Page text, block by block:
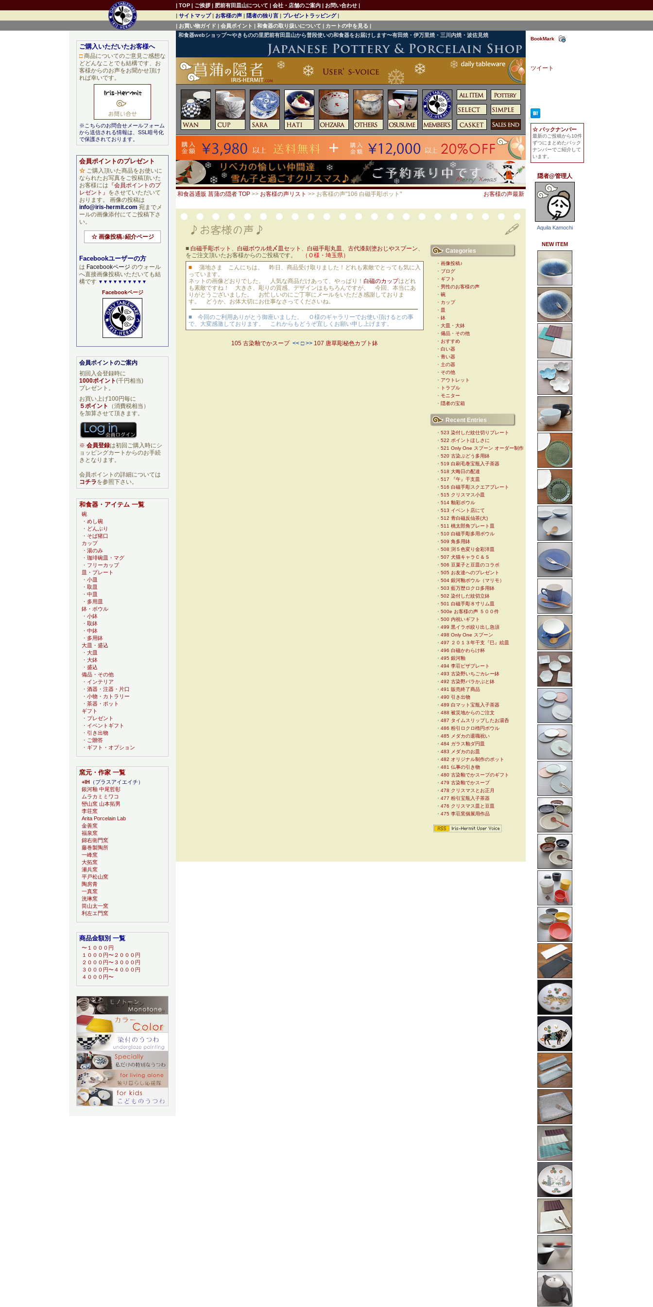
和食器webショップ〜やきものの里肥前有田皿山から普段使いの和食器をお届けします〜有田焼・伊万里焼・三川内焼・波佐見焼
和食器通販 菖蒲の隠者 TOP >> お客様の声リスト >> お客様の声"106 白磁手彫ポット" お客様の声最新
■ 白磁手彫ポット 、 白磁ボウル焼〆皿セット 、 白磁手彫丸皿 、 古代漆刻塗おじやスプーン、
をご注文頂いたお客様からのご投稿です。
（Ｏ様・埼玉県）
■
蒲地さま こんにちは。 昨日、商品受け取りました！どれも素敵でとっても気に入
っています。
ネットの画像どおりでした。 人気な商品だけあって、やっぱり！ 白磁のカップはどれ
も素敵ですね！ 大きさ、彫りの質感、デザインはもちろんですが。 今回、本当にあ
りがとうございました。 お忙しいのにご丁寧にメールをいただき感謝しておりま
す。 どうか、お体大切にお仕事なさってくださいね。
■ 今回のご利用ありがとう御座いました。 Ｏ様のギャラリーでお使い頂けるとの事
で、大変感激しております。 これからもどうぞ宜しくお願い申し上げます。
105 古染釉でかスープ << □ >> 107 唐草彫秘色カブト鉢
Categories
・ 画像投稿♪
・ ブログ
・ ギフト
・ 男性のお客様の声
・ 碗
・ カップ
・ 皿
・ 鉢
・ 大皿・大鉢
・ 備品・その他
・ おすすめ
・ 白い器
・ 青い器
・ 土の器
・ その他
・ アウトレット
・
トラブル
・ モニター
・ 隠者の宝箱
Recent Entries
・ 523 染付しだ紋仕切りプレート
・ 522 ポイントほしさに
・ 521 Only One スプーン オーダー制作
・ 520 古染ぶどう多用鉢
・ 519 白刷毛巻宝瓶入子茶器
・ 518 大晦日の配達
・ 517 『午』干支皿
・ 516 白磁手彫スクエアプレート
・ 515 クリスマス小皿
・ 514 釉彩ボウル
・ 513 イベント店にて
・ 512 青白磁反仙茶(大)
・ 511 桃太郎角プレート皿
・ 510 白磁手彫多用ボウル
・ 509 角多用鉢
・ 508 渕５色変り金彩洋皿
・ 507 犬猫キャラＣ＆Ｓ
・ 506 豆菓子と豆皿のコラボ
・ 505 お友達へのプレゼント
・ 504 銀河釉ボウル（マリモ）
・ 503 藍万歴ロクロ多用鉢
・ 502 染付しだ紋切立鉢
・ 501 白磁手彫８寸リム皿
・ 500e お客様の声 ５００件
・ 500 内祝いギフト
・ 499 黒イラボ絞り出し急須
・ 498 Only One スプーン
・ 497 ２０１３年干支『巳』絵皿
・ 496 白磁かわらけ杯
・ 495 銀河釉
・ 494 李荘ピザプレート
・ 493 古染野いちごカレー鉢
・ 492 古染野バラかぶと鉢
・ 491 販売終了商品
・ 490 引き出物
・ 489 白マット宝瓶入子茶器
・ 488 被災地からのご注文
・ 487 タイムスリップしたお湯呑
・ 486 粉引ロクロ楕円ボウル
・ 485 メダカの退職祝い
・ 484 ガラス釉ダ円皿
・ 483 メダカのお皿
・ 482 オリジナル制作のポット
・ 481 仏事の引き物
・ 480 古染釉でかスープのギフト
・ 479 古染釉でかスープ
・ 478 クリスマスとお正月
・ 477 粉引宝瓶入子茶器
・ 476 クリスマス皿と豆皿
・ 475 李荘窯個展用作品
BookMark
ツイート
☆ バックナンバー
最新のご投稿から10件
ずつにまとめたバック
ナンバーでご紹介して
います。
隠者@管理人
Aquila Kamochi
NEW ITEM
ご購入いただいたお客様へ
□商品についてのご意見ご感想な
どどんなことでも結構です、お
客様からのお声をお聞かせ頂け
れば幸いです。
※こちらのお問合せメールフォーム
から送信される情報は、SSL暗号化
で保護されております。
会員ポイントのプレゼント
☆ ご購入頂いた商品をお使いに
なられたお写真をご投稿頂いた
お客様には 『会員ポイントのプ
レゼント』 をさせていただいて
おります。 画像の投稿は
info@iris-hermit.com 宛までメ
ールの画像添付にてご投稿下さ
い。
☆ 画像投稿♪紹介ページ
Facebookユーザーの方
は Facebookページ のウォール
へ直接画像投稿いただいても結
構です ▼▼▼▼▼▼▼▼▼▼
Facebookページ
会員ポイントのご案内
初回入会登録時に
1000ポイント(千円相当)
プレゼント。
お買い上げ100円毎に
５ポイント
（消費税相当）
を加算させて頂きます。
※ 会員登録は初回ご購入時にシ
ョッピングカートからのお手続
きとなります。
会員ポイントの詳細については
コチラを参照下さい。
和食器・アイテム 一覧
碗
・ めし碗
・ どんぶり
・ そば猪口
カップ
・ 湯のみ
・ 珈琲碗皿・マグ
・ フリーカップ
皿・プレート
・ 小皿
・ 取皿
・ 中皿
・ 多用皿
鉢・ボウル
・ 小鉢
・ 取鉢
・ 中鉢
・ 多用鉢
大皿・盛込
・ 大皿
・ 大鉢
・ 盛込
備品・その他
・ インテリア
・ 酒器・注器・片口
・ 小物・カトラリー
・ 茶器・ポット
ギフト
・ プレゼント
・ イベントギフト
・ 引き出物
・ ご贈答
・ ギフト・オプション
窯元・作家 一覧
+IH
（プラスアイエイチ）
銀河釉 中尾哲彰
ムラカミミワコ
巒山窯 山本拓男
李荘窯
Arita Porcelain Lab
金善窯
福泉窯
錦右衛門窯
藤巻製陶所
一峰窯
大拓窯
瀬兵窯
平戸松山窯
陶房青
一真窯
洸琳窯
筒山太一窯
利左エ門窯
商品金額別 一覧
〜１０００円
１０００円〜２０００円
２０００円〜３０００円
３０００円〜４０００円
４０００円〜
| TOP | ご挨拶 | 肥前有田皿山について | 会社・店舗のご案内 | お問い合わせ |
| サイトマップ| お客様の声 | 隠者の独り言 | プレゼントラッピング|
| お買い物ガイド | 会員ポイント | 和食器の取り扱いについて | カートの中を見る |